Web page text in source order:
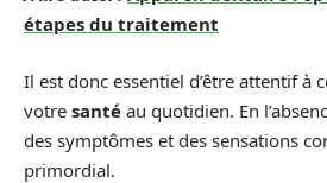
étapes du traitement
Il est donc essentiel d’être attentif à
votre santé au quotidien. En
des symptômes et des sensations
primordial.